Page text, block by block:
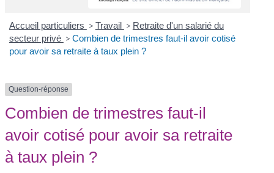
Accueil particuliers > Travail > Retraite d'un salarié du
secteur privé > Combien de trimestres faut-il avoir cotisé
pour avoir sa retraite à taux plein ?
Question-réponse
Combien de trimestres faut-il
avoir cotisé pour avoir sa retraite
à taux plein ?